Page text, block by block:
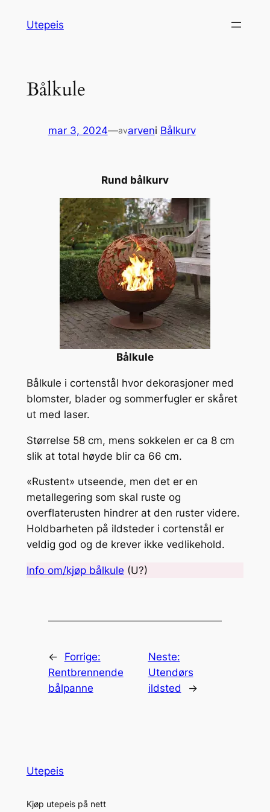
Utepeis
Bålkule
mar 3, 2024—avarveni Bålkurv
Rund bålkurv
Bålkule
Bålkule i cortenstål hvor dekorasjoner med
blomster, blader og sommerfugler er skåret
ut med laser.
Størrelse 58 cm, mens sokkelen er ca 8 cm
slik at total høyde blir ca 66 cm.
«Rustent» utseende, men det er en
metallegering som skal ruste og
overflaterusten hindrer at den ruster videre.
Holdbarheten på ildsteder i cortenstål er
veldig god og de krever ikke vedlikehold.
Info om/kjøp bålkule (U?)
←
Forrige:
Rentbrennende
bålpanne
Neste:
Utendørs
ildsted
→
Utepeis
Kjøp utepeis på nett